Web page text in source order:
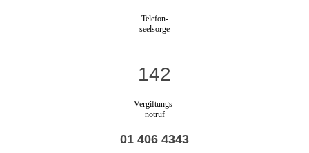
Telefon-
seelsorge
142
Vergiftungs-
notruf
01 406 4343